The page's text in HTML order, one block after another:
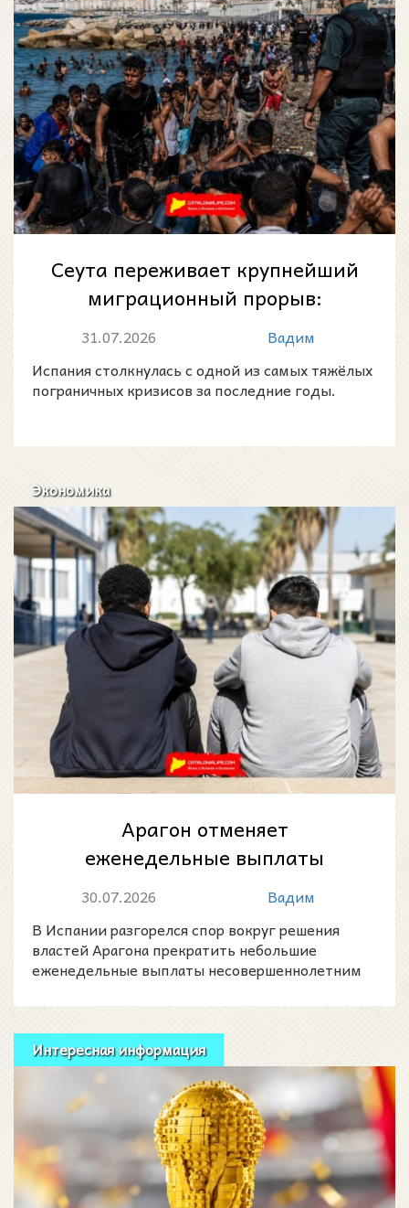
Сеута переживает крупнейший
миграционный прорыв:
десятки тысяч человек
пересекли границу с...
31.07.2026
Вадим
Испания столкнулась с одной из самых тяжёлых
пограничных кризисов за последние годы.
Экономика
Арагон отменяет
еженедельные выплаты
несовершеннолетним
мигрантам в центрах опеки
30.07.2026
Вадим
В Испании разгорелся спор вокруг решения
властей Арагона прекратить небольшие
еженедельные выплаты несовершеннолетним
Интересная информация